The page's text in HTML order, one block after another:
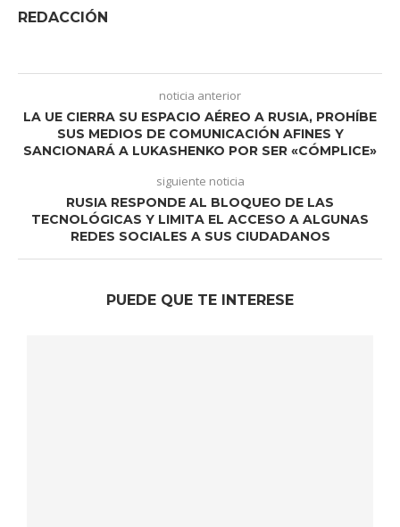
REDACCIÓN
noticia anterior
LA UE CIERRA SU ESPACIO AÉREO A RUSIA, PROHÍBE
SUS MEDIOS DE COMUNICACIÓN AFINES Y
SANCIONARÁ A LUKASHENKO POR SER «CÓMPLICE»
siguiente noticia
RUSIA RESPONDE AL BLOQUEO DE LAS
TECNOLÓGICAS Y LIMITA EL ACCESO A ALGUNAS
REDES SOCIALES A SUS CIUDADANOS
PUEDE QUE TE INTERESE